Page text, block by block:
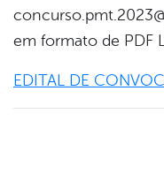
em formato de PDF
EDITAL DE